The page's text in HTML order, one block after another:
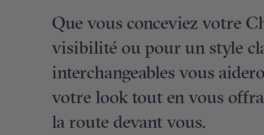
Que vous conceviez votre
visibilité ou pour un style
interchangeables vous
votre look tout en vous
la route devant vous.